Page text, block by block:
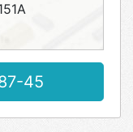
45